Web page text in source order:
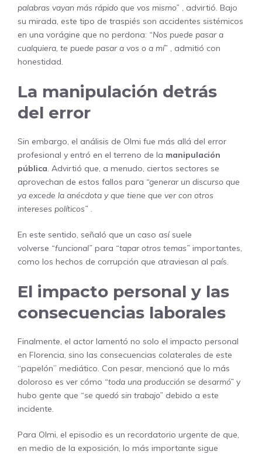
palabras vayan más rápido que vos mismo” , advirtió. Bajo
su mirada, este tipo de traspiés son accidentes sistémicos
en una vorágine que no perdona: “Nos puede pasar a
cualquiera, te puede pasar a vos o a mí” , admitió con
honestidad.
La manipulación detrás
del error
Sin embargo, el análisis de Olmi fue más allá del error
profesional y entró en el terreno de la manipulación
pública. Advirtió que, a menudo, ciertos sectores se
aprovechan de estos fallos para “generar un discurso que
ya excede la anécdota y que tiene que ver con otros
intereses políticos” .
En este sentido, señaló que un caso así suele
volverse “funcional” para “tapar otros temas” importantes,
como los hechos de corrupción que atraviesan al país.
El impacto personal y las
consecuencias laborales
Finalmente, el actor lamentó no solo el impacto personal
en Florencia, sino las consecuencias colaterales de este
“papelón” mediático. Con pesar, mencionó que lo más
doloroso es ver cómo “toda una producción se desarmó” y
hubo gente que “se quedó sin trabajo” debido a este
incidente.
Para Olmi, el episodio es un recordatorio urgente de que,
en medio de la exposición, lo más importante sigue